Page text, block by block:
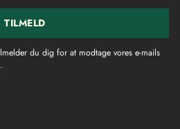
TILMELD
du dig for at modtage vores e-mails